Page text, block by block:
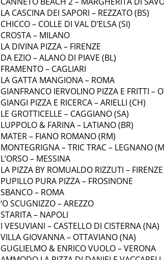
LA CASCINA DEI SAPORI – REZZATO (BS)
CHICCO – COLLE DI VAL D’ELSA (SI)
CROSTA – MILANO
LA DIVINA PIZZA – FIRENZE
DA EZIO – ALANO DI PIAVE (BL)
FRAMENTO – CAGLIARI
LA GATTA MANGIONA – ROMA
GIANFRANCO IERVOLINO PIZZA E FRITTI –
GIANGI PIZZA E RICERCA – ARIELLI (CH)
LE GROTTICELLE – CAGGIANO (SA)
LUPPOLO & FARINA – LATIANO (BR)
MATER – FIANO ROMANO (RM)
MONTEGRIGNA – TRIC TRAC – LEGNANO
L’ORSO – MESSINA
LA PIZZA BY ROMUALDO RIZZUTI – FIRENZE
PUPILLO PURA PIZZA – FROSINONE
SBANCO – ROMA
‘O SCUGNIZZO – AREZZO
STARITA – NAPOLI
I VESUVIANI – CASTELLO DI CISTERNA (NA)
VILLA GIOVANNA – OTTAVIANO (NA)
GUGLIELMO & ENRICO VUOLO – VERONA